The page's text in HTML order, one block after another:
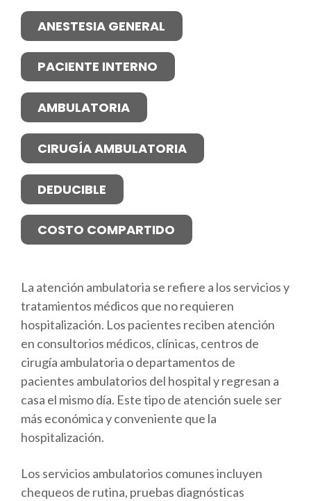
ANESTESIA GENERAL
PACIENTE INTERNO
AMBULATORIA
CIRUGÍA AMBULATORIA
DEDUCIBLE
COSTO COMPARTIDO
La atención ambulatoria se refiere a los servicios y
tratamientos médicos que no requieren
hospitalización. Los pacientes reciben atención
en consultorios médicos, clínicas, centros de
cirugía ambulatoria o departamentos de
pacientes ambulatorios del hospital y regresan a
casa el mismo día. Este tipo de atención suele ser
más económica y conveniente que la
hospitalización.
Los servicios ambulatorios comunes incluyen
chequeos de rutina, pruebas diagnósticas